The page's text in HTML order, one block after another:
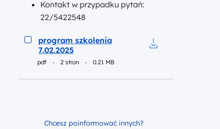
Kontakt w przypadku pytań:
22/5422548
Podgląd
program szkolenia
7.02.2025
pdf 2 stron 0.21 MB
Chcesz poinformować innych?